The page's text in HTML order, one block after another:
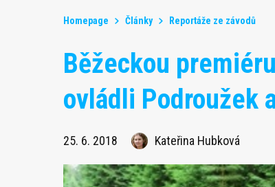
Homepage Články Reportáže ze závodů
Běžeckou
ovládli Podroužek
25. 6. 2018 Kateřina Hubková